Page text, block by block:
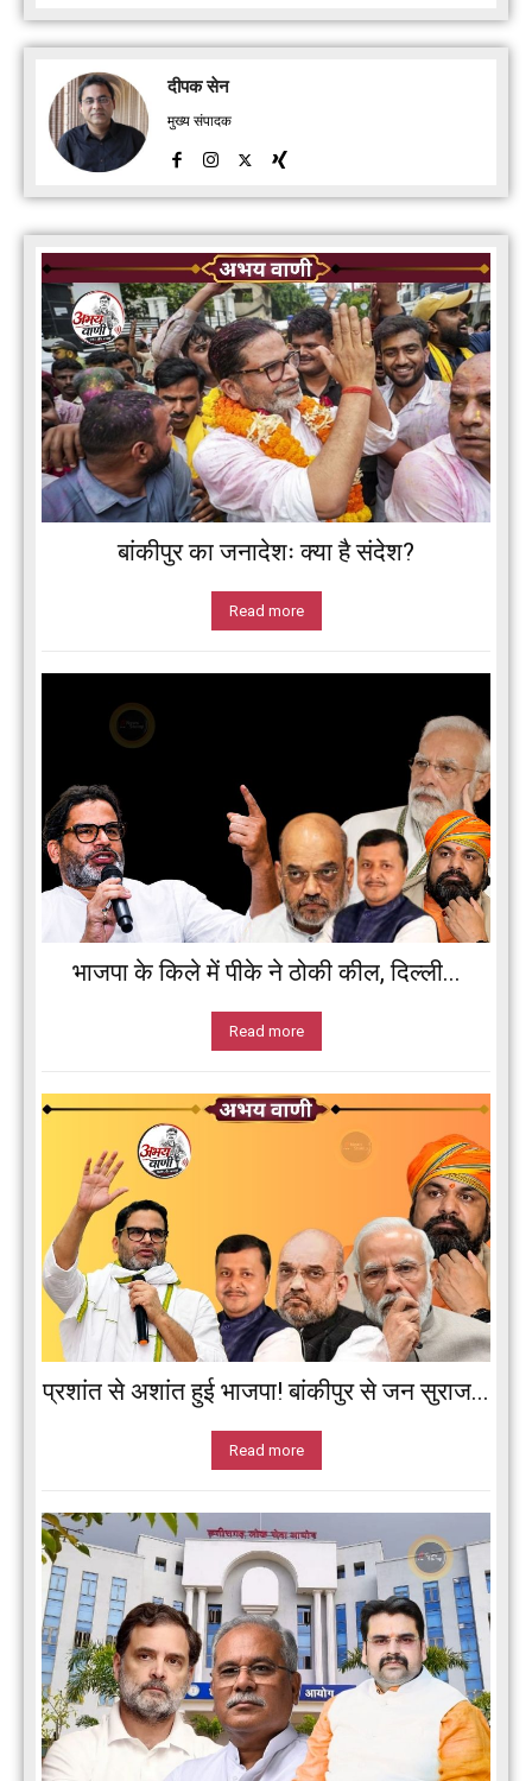
दीपक सेन
मुख्य संपादक
बांकीपुर का जनादेशः क्या है संदेश?
Read more
भाजपा के किले में पीके ने ठोकी कील, दिल्ली...
Read more
प्रशांत से अशांत हुई भाजपा! बांकीपुर से जन सुराज...
Read more